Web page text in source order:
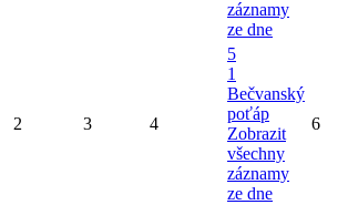
záznamy
ze dne
2 3 4
5
1
Bečvanský
poťáp
Zobrazit
všechny
záznamy
ze dne
6